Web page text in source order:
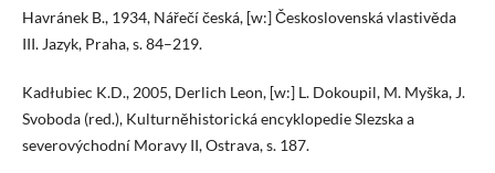
Havránek B., 1934, Nářečí česká, [w:] Československá vlastivěda
III. Jazyk, Praha, s. 84–219.
Kadłubiec K.D., 2005, Derlich Leon, [w:] L. Dokoupil, M. Myška, J.
Svoboda (red.), Kulturněhistorická encyklopedie Slezska a
severovýchodní Moravy II, Ostrava, s. 187.